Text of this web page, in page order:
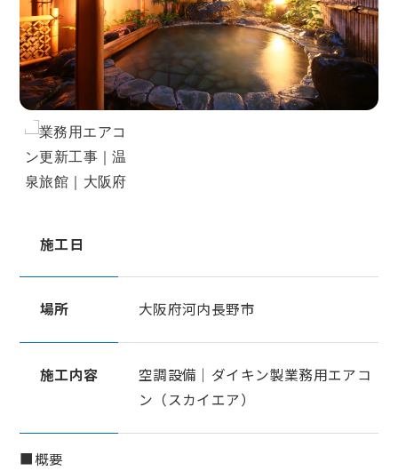
サイトマップ 個人情報保護ポリシー
施工日
場所 大阪府河内長野市
施工内容
空調設備｜ダイキン製業務用エアコ
ン（スカイエア）
■概要